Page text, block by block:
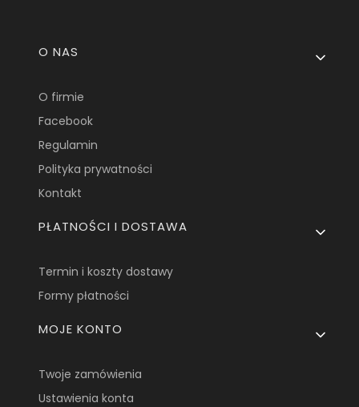
Linki w stopce
O NAS
O firmie
Facebook
Regulamin
Polityka prywatności
Kontakt
PŁATNOŚCI I DOSTAWA
Termin i koszty dostawy
Formy płatności
MOJE KONTO
Twoje zamówienia
Ustawienia konta